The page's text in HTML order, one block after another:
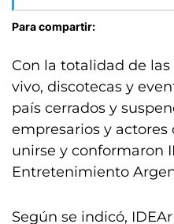
Para compartir:
Con la totalidad de
vivo, discotecas y
país cerrados y
empresarios y
unirse y conformaron
Entretenimiento
Según se indicó,